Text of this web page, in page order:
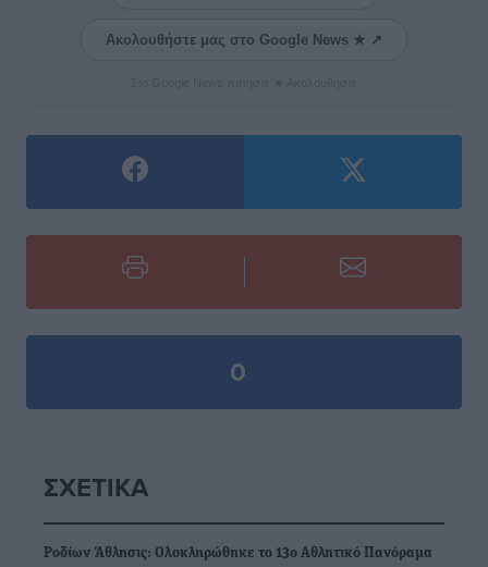
Ακολουθήστε μας στο Google News ★ ↗
0
ΣΧΕΤΙΚΆ
Ροδίων Άθλησις: Ολοκληρώθηκε το 13ο Αθλητικό Πανόραμα